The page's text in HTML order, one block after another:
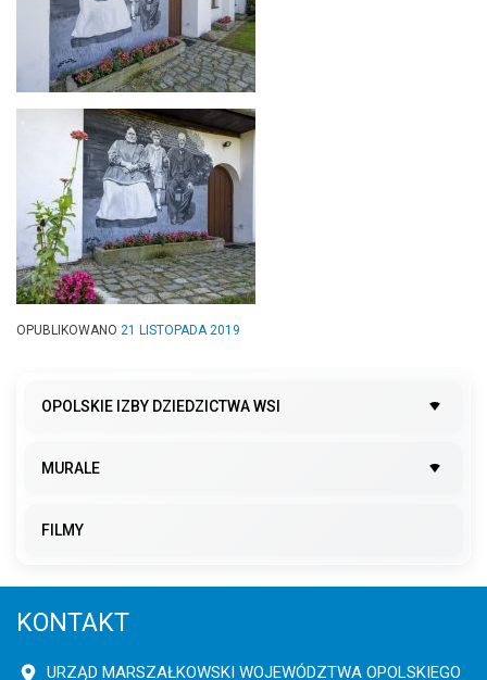
OPUBLIKOWANO 21 LISTOPADA 2019
OPOLSKIE IZBY DZIEDZICTWA WSI
MURALE
FILMY
KONTAKT
URZĄD MARSZAŁKOWSKI WOJEWÓDZTWA OPOLSKIEGO